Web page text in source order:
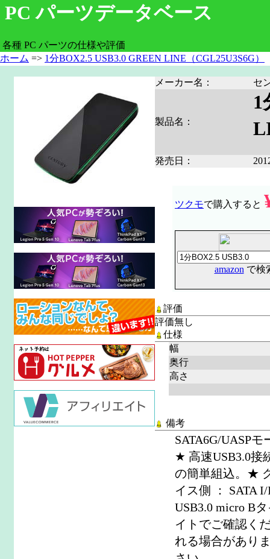
PC パーツデータベース
各種 PC パーツの仕様や評価
ホーム => 1分BOX2.5 USB3.0 GREEN LINE（CGL25U3S6G）
メーカー名： セ
製品名：
1
発売日：
ツクモで購入すると
amazon で検
評価
評価無し
仕様
幅
奥行
高さ
備考
SATA6G/UASP
★ 高速USB3.0接
の簡単組込。★
イス側 ： SATA
USB3.0 micro B
イトでご確認く
れる場合があり